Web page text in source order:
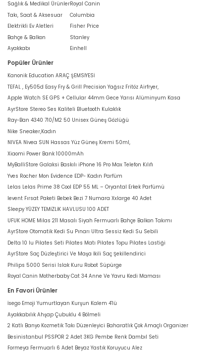
Sağlık & Medikal Ürünler
Takı, Saat & Aksesuar
Elektrikli Ev Aletleri
Bahçe & Balkon
Ayakkabı
Royal Canin
Columbia
Fisher Price
Stanley
Einhell
Popüler Ürünler
Kanonik Education ARAÇ ŞEMSİYESİ
TEFAL , Ey505d Easy Fry & Grill Precision Yağsız Fritöz Airfryer,
Apple Watch SE GPS + Cellular 44mm Gece Yarısı Alüminyum Kasa
AyrStore Stereo Ses Kaliteli Bluetooth Kulaklık
Ray-Ban 4340 710/M2 50 Unisex Güneş Gözlüğü
Nike Sneaker,Kadın
NIVEA Nivea SUN Hassas Yüz Güneş Kremi 50ml,
Xiaomi Power Bank 10000mAh
MyBalliStore Galaksi Baskılı iPhone 16 Pro Max Telefon Kılıfı
Yves Rocher Mon Evidence EDP- Kadın Parfüm
Lelas Lelas Prime 38 Cool EDP 55 ML – Oryantal Erkek Parfümü
levent Fırsat Paketi Bebek Bezi 7 Numara Xxlarge 40 Adet
Sleepy YÜZEY TEMİZLİK HAVLUSU 100 ADET
UFUK HOME Milas 211 Masalı Siyah Fermuarlı Bahçe Balkon Takımı
AyrStore Otomatik Kedi Su Pınarı Ultra Sessiz Kedi Su Sebili
Delta 10 lu Pilates Seti Pilates Matı Pilates Topu Pilates Lastiği
AyrStore Saç Düzleştirici Ve Maşa İkili Saç Şekillendirici
Philips 5000 Serisi Islak Kuru Robot Süpürge
Royal Canin Motherbaby Cat 34 Anne Ve Yavru Kedi Maması
En Favori Ürünler
İsego Emoji Yumurtlayan Kurşun Kalem 4'lü
Ayakkabılık Ahşap Çubuklu 4 Bölmeli
2 Katlı Banyo Kozmetik Takı Düzenleyici Baharatlık Çok Amaçlı Organizer
Besinistanbul PSSPOR 2 Adet 3KG Pembe Renk Dambıl Seti
Formeya Fermuarlı 6 Adet Beyaz Yastık Koruyucu Alez